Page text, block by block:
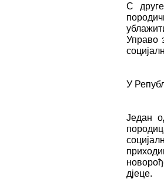
С
Управо
У
Један
дјеце.